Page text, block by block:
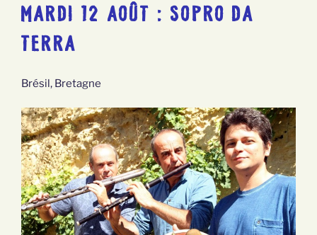
MARDI 12 AOÛT : SOPRO DA
TERRA
Brésil, Bretagne